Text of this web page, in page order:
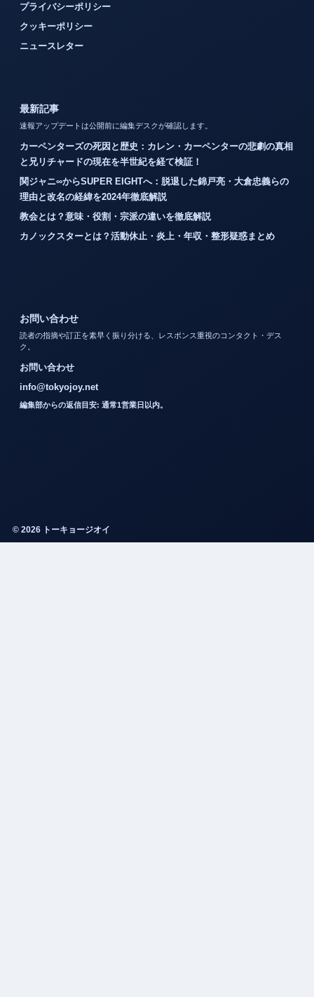
プライバシーポリシー
クッキーポリシー
ニュースレター
最新記事
速報アップデートは公開前に編集デスクが確認します。
カーペンターズの死因と歴史：カレン・カーペンターの悲劇の真相
と兄リチャードの現在を半世紀を経て検証！
関ジャニ∞からSUPER EIGHTへ：脱退した錦戸亮・大倉忠義らの
理由と改名の経緯を2024年徹底解説
教会とは？意味・役割・宗派の違いを徹底解説
カノックスターとは？活動休止・炎上・年収・整形疑惑まとめ
お問い合わせ
読者の指摘や訂正を素早く振り分ける、レスポンス重視のコンタクト・デス
ク。
お問い合わせ
info@tokyojoy.net
編集部からの返信目安: 通常1営業日以内。
© 2026 トーキョージオイ